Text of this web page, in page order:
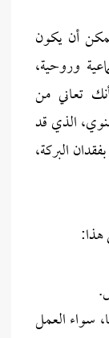
أن يكون
وروحية،
تعاني من
الذي قد
البركة،
سواء العمل